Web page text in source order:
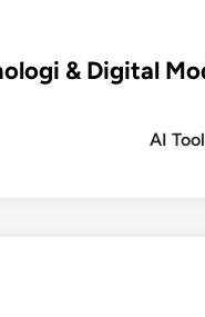
& Digital
AI